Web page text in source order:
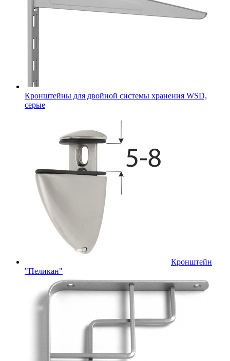
Кронштейны для двойной системы хранения WSD,
серые
Кронштейн
"Пеликан"